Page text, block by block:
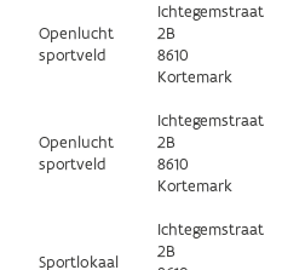
Openlucht
sportveld
Ichtegemstraat
2B
8610
Kortemark
Openlucht
sportveld
Ichtegemstraat
2B
8610
Kortemark
Sportlokaal
Ichtegemstraat
2B